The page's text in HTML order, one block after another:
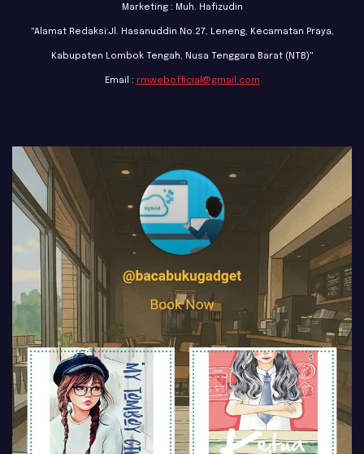
Marketing : Muh. Hafizudin
"Alamat Redaksi:Jl. Hasanuddin No.27, Leneng, Kecamatan Praya,
Kabupaten Lombok Tengah, Nusa Tenggara Barat (NTB)"
Email : rmwebofficial@gmail.com